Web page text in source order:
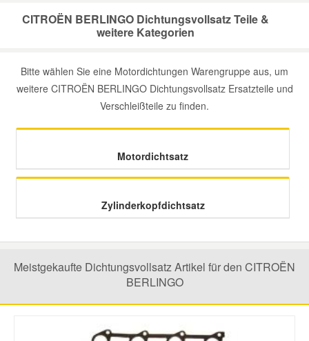
CITROËN BERLINGO Dichtungsvollsatz Teile &
weitere Kategorien
Bitte wählen Sie eine Motordichtungen Warengruppe aus, um
weitere CITROËN BERLINGO Dichtungsvollsatz Ersatzteile und
Verschleißteile zu finden.
Motordichtsatz
Zylinderkopfdichtsatz
Meistgekaufte Dichtungsvollsatz Artikel für den CITROËN
BERLINGO
Mercedes Ersatzteile
Mitsubishi Ersatzteile
Porsche Ersatzteile
Seat Ersatzteile
Suzuki Ersatzteile